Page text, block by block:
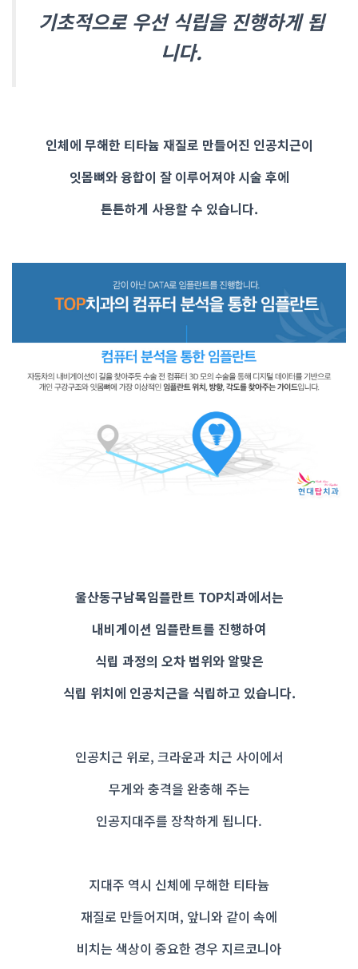
기초적으로 우선 식립을 진행하게 됩
니다.
인체에 무해한 티타늄 재질로 만들어진 인공치근이
잇몸뼈와 융합이 잘 이루어져야 시술 후에
튼튼하게 사용할 수 있습니다.
울산동구남목임플란트 TOP치과에서는
내비게이션 임플란트를 진행하여
식립 과정의 오차 범위와 알맞은
식립 위치에 인공치근을 식립하고 있습니다.
인공치근 위로, 크라운과 치근 사이에서
무게와 충격을 완충해 주는
인공지대주를 장착하게 됩니다.
지대주 역시 신체에 무해한 티타늄
재질로 만들어지며, 앞니와 같이 속에
비치는 색상이 중요한 경우 지르코니아